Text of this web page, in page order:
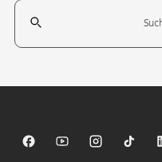
Suchfeld
Sparkasse auf Facebook
Sparkasse auf
Sparkasse